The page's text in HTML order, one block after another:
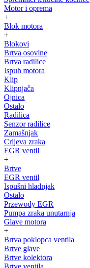
Motor i oprema
+
Blok motora
+
Blokovi
Brtva osovine
Brtva radilice
Ispuh motora
Klip
Klipnjača
Ojnica
Ostalo
Radilica
Senzor radilice
Zamašnjak
Crijeva zraka
EGR ventil
+
Brtve
EGR ventil
Ispušni hladnjak
Ostalo
Przewody EGR
Pumpa zraka unutarnja
Glave motora
+
Brtva poklopca ventila
Brtve glave
Brtve kolektora
Brtve ventila